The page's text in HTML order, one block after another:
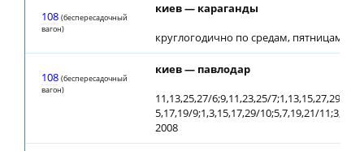
108 (беспересадочный
вагон)
киев — караганды
круглогодично по средам, пятницам с
108 (беспересадочный
вагон)
киев — павлодар
11,13,25,27/6;9,11,23,25/7;1,13,15,27,29/8;
5,17,19/9;1,3,15,17,29/10;5,7,19,21/
2008